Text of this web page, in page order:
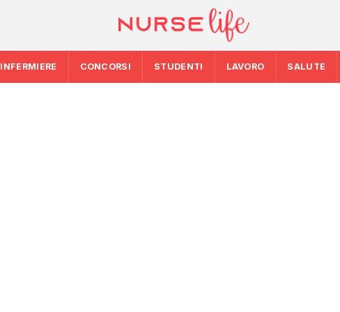
INFERMIERE CONCORSI STUDENTI LAVORO SALUTE